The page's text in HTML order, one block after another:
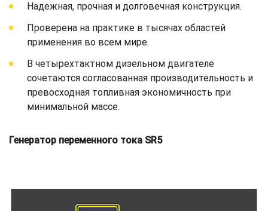
Надежная, прочная и долговечная конструкция.
Проверена на практике в тысячах областей
применения во всем мире.
В четырехтактном дизельном двигателе
сочетаются согласованная производительность и
превосходная топливная экономичность при
минимальной массе.
Генератор переменного тока SR5